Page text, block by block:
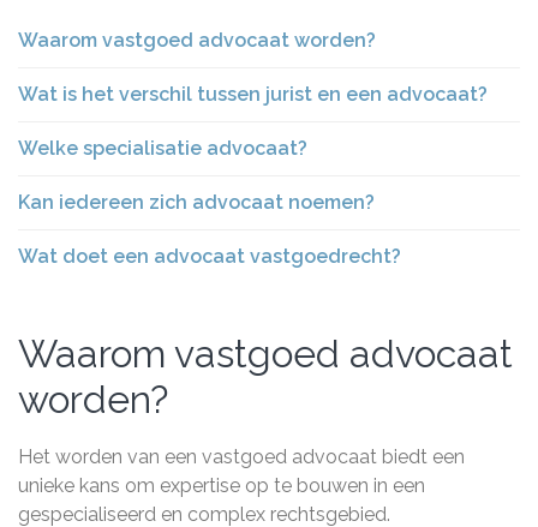
Waarom vastgoed advocaat worden?
Wat is het verschil tussen jurist en een advocaat?
Welke specialisatie advocaat?
Kan iedereen zich advocaat noemen?
Wat doet een advocaat vastgoedrecht?
Waarom vastgoed advocaat
worden?
Het worden van een vastgoed advocaat biedt een
unieke kans om expertise op te bouwen in een
gespecialiseerd en complex rechtsgebied.